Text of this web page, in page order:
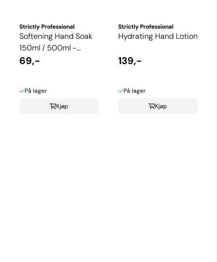
Strictly Professional
Softening Hand Soak
150ml / 500ml -
Strictly Professional
69,-
På lager
Kjøp
Strictly Professional
Hydrating Hand Lotion
139,-
På lager
Kjøp